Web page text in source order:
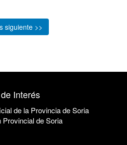
siguiente >>
Interés
de la Provincia de Soria
Provincial de Soria